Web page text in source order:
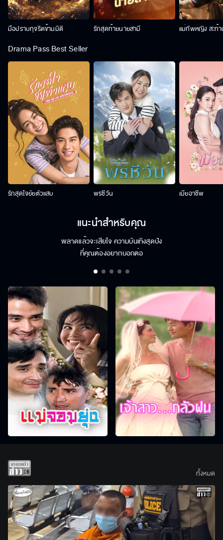
มือปราบทุจริตข้ามมิติ รักสุดท้ายนายสามี แม่ทัพหญิง สะท้
Drama Pass Best Seller
รักสุดใจยัยตัวแสบ พรชีวัน เมียอาชีพ
แนะนำสำหรับคุณ
พลาดแล้วจะเสียใจ ความบันเทิงสุดปัง
ที่คุณต้องอยากบอกต่อ
ทั้งหมด